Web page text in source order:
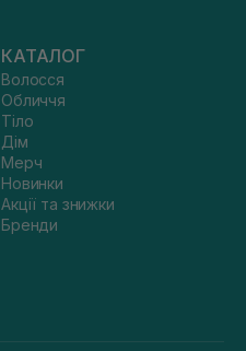
КАТАЛОГ
Волосся
Обличчя
Тіло
Дім
Мерч
Новинки
Акції та знижки
Бренди